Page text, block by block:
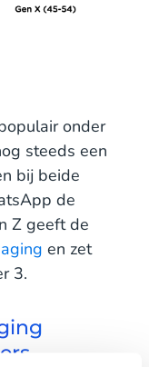
onder
steeds een
bij beide
de
Z geeft de
en zet
3.